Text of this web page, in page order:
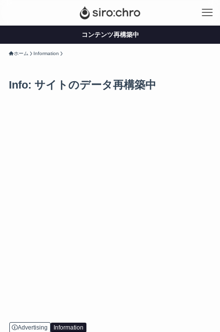
コンテンツ再構築中
ホーム Information
Info: サイトのデータ再構築中
Advertising Information